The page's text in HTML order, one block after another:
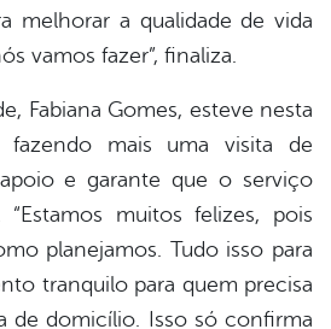
melhorar a qualidade de vida
vamos fazer”, finaliza.
Fabiana Gomes, esteve nesta
fazendo mais uma visita de
e garante que o serviço
muitos felizes, pois
planejamos. Tudo isso para
tranquilo para quem precisa
de domicílio. Isso só confirma